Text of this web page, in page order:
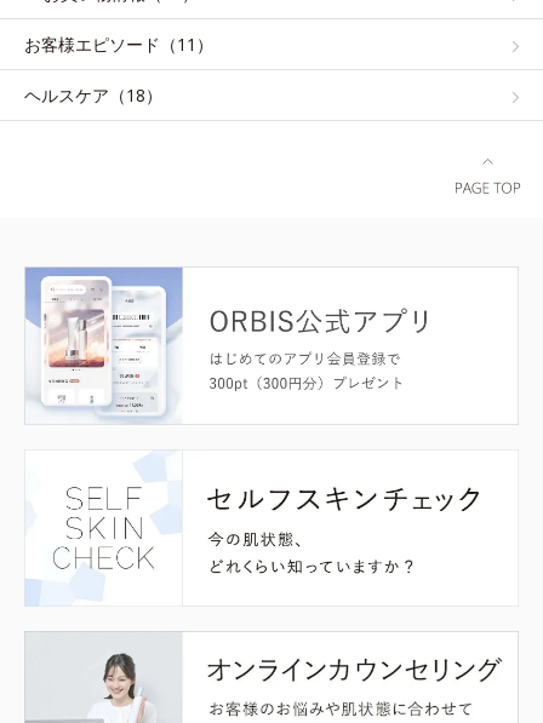
お客様エピソード（11）
ヘルスケア（18）